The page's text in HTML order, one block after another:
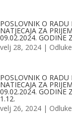
POSLOVNIK O RADU
NATJECAJA ZA
09.02.2024. GODINE
velj 28, 2024 | Odluke
POSLOVNIK O RADU
NATIECAJA ZA
09.02.2024. GODINE
1.12.
velj 26, 2024 | Odluke